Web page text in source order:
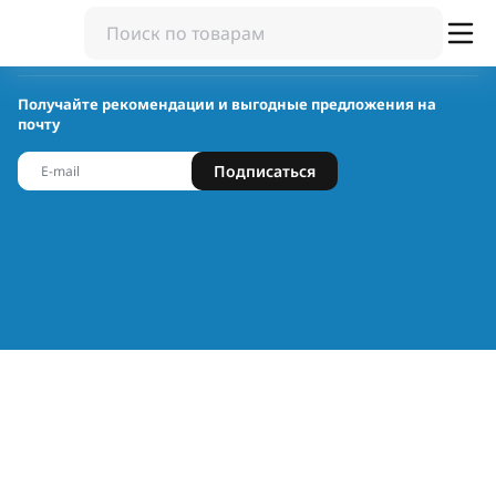
Получайте рекомендации и выгодные предложения на
почту
Подписаться